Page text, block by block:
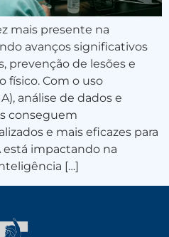
mais presente na
avanços significativos
prevenção de lesões e
físico. Com o uso
análise de dados e
conseguem
e mais eficazes para
está impactando na
[…]